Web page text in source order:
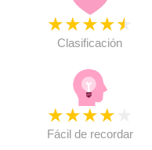
★★★★★
Clasificación
★★★★
Fácil de recordar